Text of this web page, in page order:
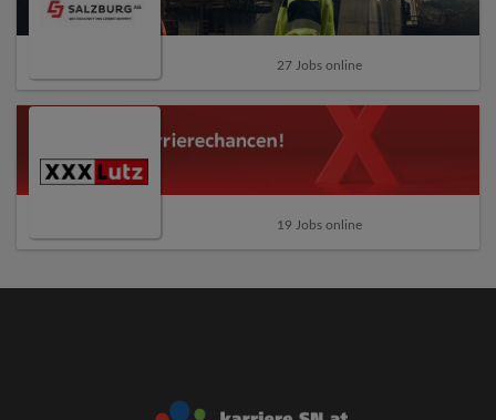
27 Jobs online
19 Jobs online